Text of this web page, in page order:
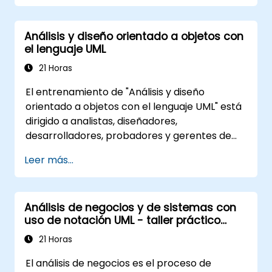
Análisis y diseño orientado a objetos con
el lenguaje UML
21 Horas
El entrenamiento de "Análisis y diseño
orientado a objetos con el lenguaje UML" está
dirigido a analistas, diseñadores,
desarrolladores, probadores y gerentes de
modelado de sistemas mediante UML. A
través de un estudio de caso, los
participantes adquieren habilidades en el
modelado de requisitos, procesos de negocio,
así como en la documentación de requisitos
funcionales y no funcionales. Las siguientes
analítico, las fases de diseño tanto estático
Leer más...
Análisis de negocios y de sistemas con
uso de notación UML - taller práctico
para PO en la metodología Scrum
21 Horas
El análisis de negocios es el proceso de